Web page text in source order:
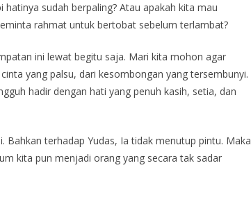
sudah berpaling? Atau apakah kita mau
rahmat untuk bertobat sebelum terlambat?
ini lewat begitu saja. Mari kita mohon agar
yang palsu, dari kesombongan yang tersembunyi.
hadir dengan hati yang penuh kasih, setia, dan
terhadap Yudas, Ia tidak menutup pintu. Maka
kita pun menjadi orang yang secara tak sadar